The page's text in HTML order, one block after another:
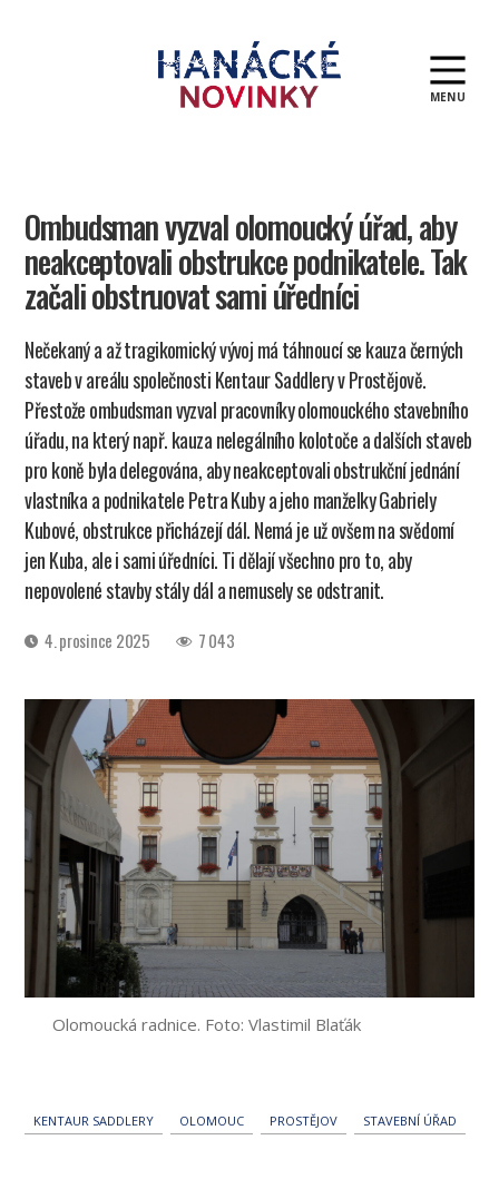
MENU
Ombudsman vyzval olomoucký úřad, aby
neakceptovali obstrukce podnikatele. Tak
začali obstruovat sami úředníci
Nečekaný a až tragikomický vývoj má táhnoucí se kauza černých
staveb v areálu společnosti Kentaur Saddlery v Prostějově.
Přestože ombudsman vyzval pracovníky olomouckého stavebního
úřadu, na který např. kauza nelegálního kolotoče a dalších staveb
pro koně byla delegována, aby neakceptovali obstrukční jednání
vlastníka a podnikatele Petra Kuby a jeho manželky Gabriely
Kubové, obstrukce přicházejí dál. Nemá je už ovšem na svědomí
jen Kuba, ale i sami úředníci. Ti dělají všechno pro to, aby
nepovolené stavby stály dál a nemusely se odstranit.
Datum
příspěvku
4. prosince 2025 7 043
Olomoucká radnice. Foto: Vlastimil Blaťák
KENTAUR SADDLERY OLOMOUC PROSTĚJOV STAVEBNÍ ÚŘAD